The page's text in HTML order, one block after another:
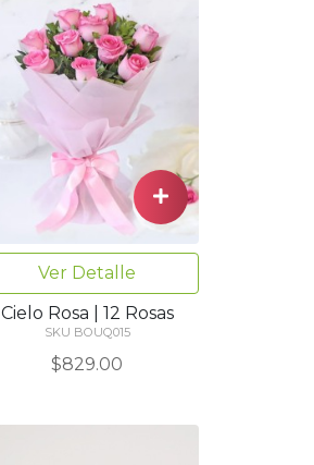
Ver Detalle
Cielo Rosa | 12 Rosas
SKU BOUQ015
$829.00